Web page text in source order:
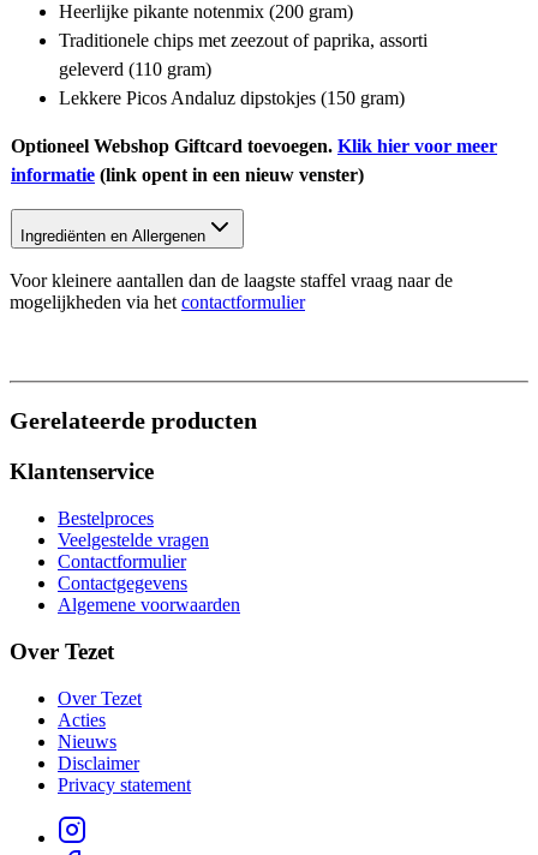
Heerlijke pikante notenmix (200 gram)
Traditionele chips met zeezout of paprika, assorti
geleverd (110 gram)
Lekkere Picos Andaluz dipstokjes (150 gram)
Optioneel Webshop Giftcard toevoegen. Klik hier voor meer
informatie (link opent in een nieuw venster)
Ingrediënten en Allergenen
Voor kleinere aantallen dan de laagste staffel vraag naar de
mogelijkheden via hetcontactformulier
Gerelateerde producten
Klantenservice
Bestelproces
Veelgestelde vragen
Contactformulier
Contactgegevens
Algemene voorwaarden
Over Tezet
Over Tezet
Acties
Nieuws
Disclaimer
Privacy statement